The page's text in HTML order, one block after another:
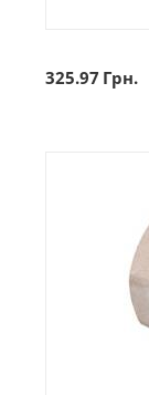
325.97 Грн.